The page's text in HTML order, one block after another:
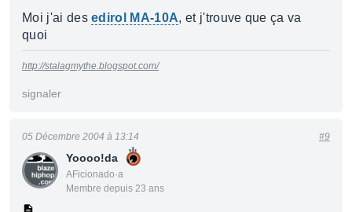
Moi j'ai desedirol MA-10A, et j'trouve que ça va
quoi
http://stalagmythe.blogspot.com/
signaler
Yoooo!da
AFicionado·a
Membre depuis 23 ans
05 Décembre 2004 à 13:14 #9